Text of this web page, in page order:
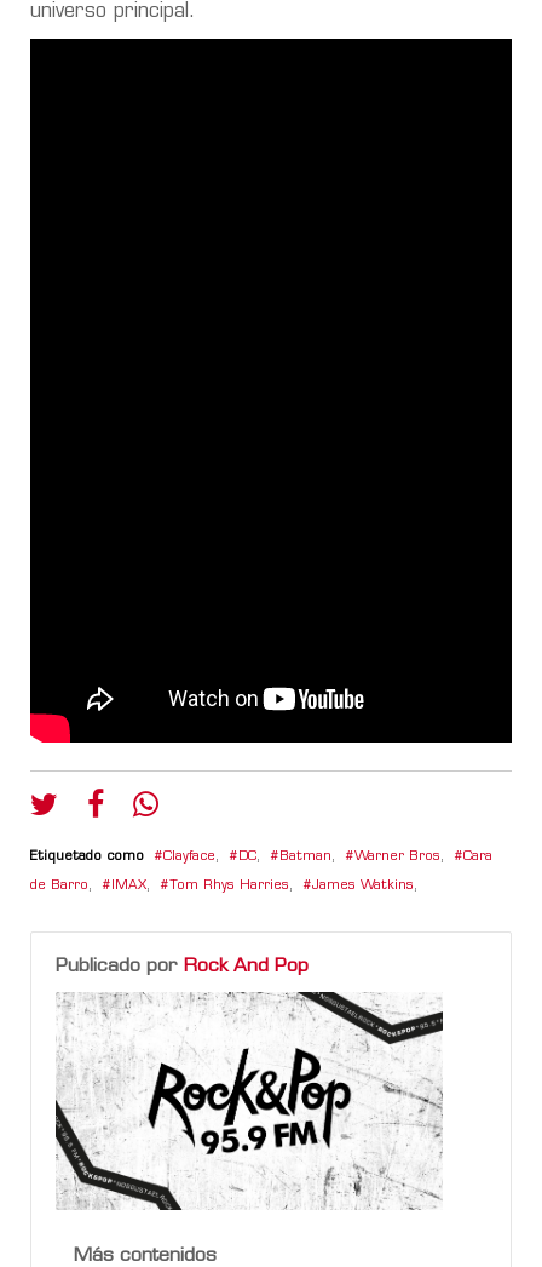
universo principal.
Etiquetado como Clayface, DC, Batman, Warner Bros, Cara
de Barro, IMAX, Tom Rhys Harries, James Watkins,
Publicado por Rock And Pop
Más contenidos